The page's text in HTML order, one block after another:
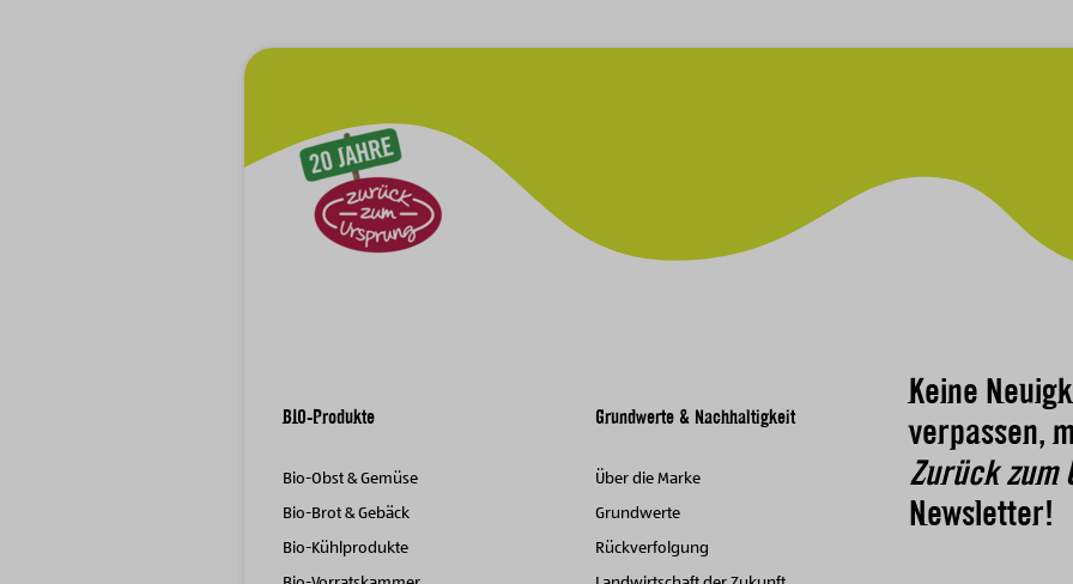
Keine
verpassen,
Zurück zum
Newsletter!
BIO-Produkte
Bio-Obst & Gemüse
Bio-Brot & Gebäck
Bio-Kühlprodukte
Grundwerte & Nachhaltigkeit
Über die Marke
Grundwerte
Rückverfolgung